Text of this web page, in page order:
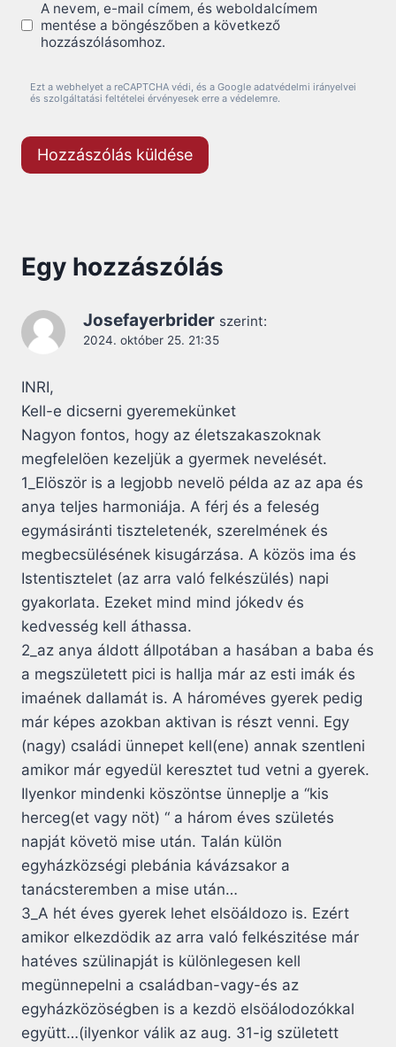
A nevem, e-mail címem, és weboldalcímem
mentése a böngészőben a következő
hozzászólásomhoz.
Ezt a webhelyet a reCAPTCHA védi, és a Google adatvédelmi irányelvei
és szolgáltatási feltételei érvényesek erre a védelemre.
Egy hozzászólás
Josefayerbrider szerint:
2024. október 25. 21:35
INRI,
Kell-e dicserni gyeremekünket
Nagyon fontos, hogy az életszakaszoknak
megfelelöen kezeljük a gyermek nevelését.
1_Elöször is a legjobb nevelö példa az az apa és
anya teljes harmoniája. A férj és a feleség
egymásiránti tiszteletenék, szerelmének és
megbecsülésének kisugárzása. A közös ima és
Istentisztelet (az arra való felkészülés) napi
gyakorlata. Ezeket mind mind jókedv és
kedvesség kell áthassa.
2_az anya áldott állpotában a hasában a baba és
a megszületett pici is hallja már az esti imák és
imaének dallamát is. A hároméves gyerek pedig
már képes azokban aktivan is részt venni. Egy
(nagy) családi ünnepet kell(ene) annak szentleni
amikor már egyedül keresztet tud vetni a gyerek.
Ilyenkor mindenki köszöntse ünneplje a “kis
herceg(et vagy nöt) “ a három éves születés
napját követö mise után. Talán külön
egyházközségi plebánia kávázsakor a
tanácsteremben a mise után…
3_A hét éves gyerek lehet elsöáldozo is. Ezért
amikor elkezdödik az arra való felkészitése már
hatéves szülinapját is különlegesen kell
megünnepelni a családban-vagy-és az
egyházközöségben is a kezdö elsöálodozókkal
együtt…(ilyenkor válik az aug. 31-ig született